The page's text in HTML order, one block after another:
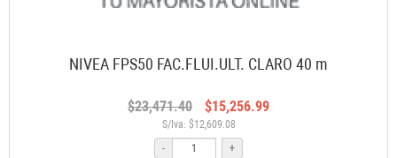
NIVEA FPS50 FAC.FLUI.ULT. CLARO 40 m
$23,471.40 $15,256.99
S/Iva: $12,609.08
-
+